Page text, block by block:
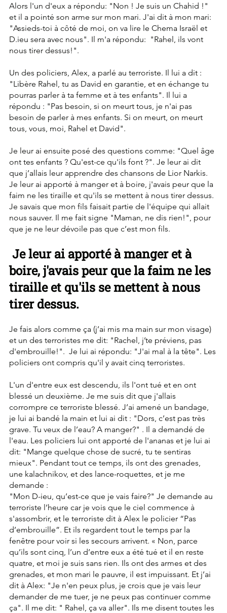
Alors l'un d'eux a répondu: "Non ! Je suis un Chahid !"
et il a pointé son arme sur mon mari. J'ai dit à mon mari:
"Assieds-toi à côté de moi, on va lire le Chema Israël et
D.ieu sera avec nous". Il m'a répondu:  "Rahel, ils vont
nous tirer dessus!".
Un des policiers, Alex, a parlé au terroriste. Il lui a dit :
"Libère Rahel, tu as David en garantie, et en échange tu
pourras parler à ta femme et à tes enfants". Il lui a
répondu : "Pas besoin, si on meurt tous, je n'ai pas
besoin de parler à mes enfants. Si on meurt, on meurt
tous, vous, moi, Rahel et David".
Je leur ai ensuite posé des questions comme: "Quel âge
ont tes enfants ? Qu'est-ce qu'ils font ?". Je leur ai dit
que j’allais leur apprendre des chansons de Lior Narkis.
Je leur ai apporté à manger et à boire, j'avais peur que la
faim ne les tiraille et qu'ils se mettent à nous tirer dessus.
Je savais que mon fils faisait partie de l'équipe qui allait
nous sauver. Il me fait signe "Maman, ne dis rien!", pour
que je ne leur dévoile pas que c’est mon fils.
boire, j'avais peur que la faim ne les
tiraille et qu'ils se mettent à nous
tirer dessus.
Je fais alors comme ça (j’ai mis ma main sur mon visage)
et un des terroristes me dit: "Rachel, j’te préviens, pas
d'embrouille!".  Je lui ai répondu: "J'ai mal à la tête". Les
policiers ont compris qu'il y avait cinq terroristes.
L'un d'entre eux est descendu, ils l'ont tué et en ont
blessé un deuxième. Je me suis dit que j'allais
corrompre ce terroriste blessé. J’ai amené un bandage,
je lui ai bandé la main et lui ai dit : "Dors, c’est pas très
grave. Tu veux de l’eau? A manger?" . Il a demandé de
l'eau. Les policiers lui ont apporté de l'ananas et je lui ai
dit: "Mange quelque chose de sucré, tu te sentiras
mieux". Pendant tout ce temps, ils ont des grenades,
une kalachnikov, et des lance-roquettes, et je me
demande :
"Mon D-ieu, qu’est-ce que je vais faire?" Je demande au
terroriste l’heure car je vois que le ciel commence à
s'assombrir, et le terroriste dit à Alex le policier “Pas
d’embrouille”. Et ils regardent tout le temps par la
fenêtre pour voir si les secours arrivent. « Non, parce
qu’ils sont cinq, l’un d’entre eux a été tué et il en reste
quatre, et moi je suis sans rien. Ils ont des armes et des
grenades, et mon mari le pauvre, il est impuissant. Et j’ai
dit à Alex: "Je n'en peux plus, je crois que je vais leur
demander de me tuer, je ne peux pas continuer comme
ça". Il me dit: " Rahel, ça va aller". Ils me disent toutes les